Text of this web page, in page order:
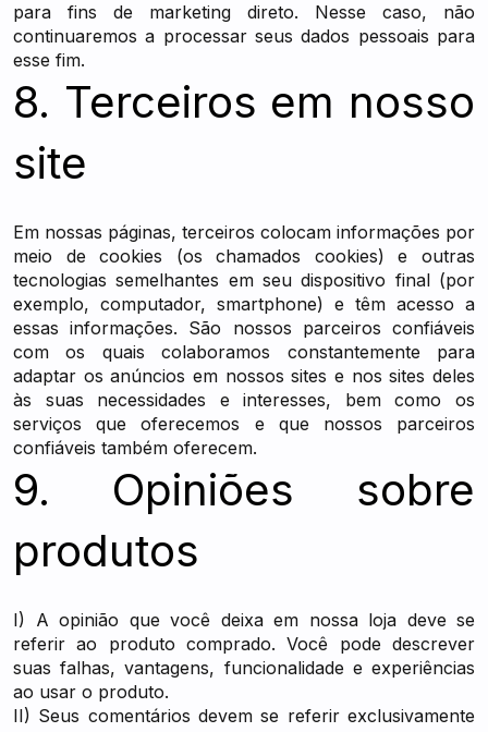
para fins de marketing direto. Nesse caso, não
continuaremos a processar seus dados pessoais para
esse fim.
8. Terceiros em nosso
site
Em nossas páginas, terceiros colocam informações por
meio de cookies (os chamados cookies) e outras
tecnologias semelhantes em seu dispositivo final (por
exemplo, computador, smartphone) e têm acesso a
essas informações. São nossos parceiros confiáveis
com os quais colaboramos constantemente para
adaptar os anúncios em nossos sites e nos sites deles
às suas necessidades e interesses, bem como os
serviços que oferecemos e que nossos parceiros
confiáveis também oferecem.
9. Opiniões sobre
produtos
I) A opinião que você deixa em nossa loja deve se
referir ao produto comprado. Você pode descrever
suas falhas, vantagens, funcionalidade e experiências
ao usar o produto.
II) Seus comentários devem se referir exclusivamente